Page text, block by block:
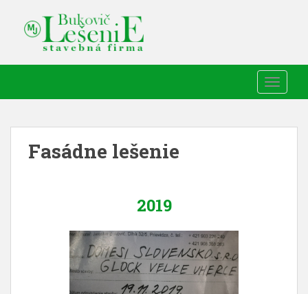
Fasádne lešenie
2019